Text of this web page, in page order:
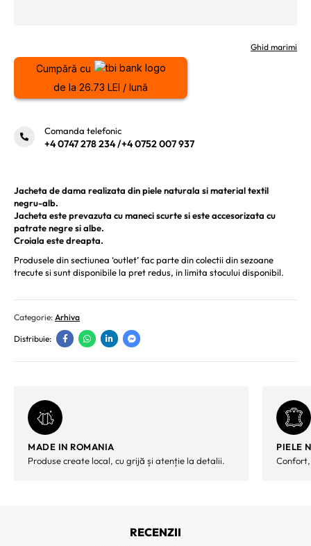
Ghid marimi
Cumpără cu
de la 26.73 LEI / lună
Comanda telefonic
+4 0747 278 234/+4 0752 007 937
Jacheta de dama realizata din piele naturala si material textil
negru-alb.
Jacheta este prevazuta cu maneci scurte si este accesorizata cu
patrate negre si albe.
Croiala este dreapta.
Produsele din sectiunea ‘outlet’ fac parte din colectii din sezoane
trecute si sunt disponibile la pret redus, in limita stocului disponibil.
Categorie: Arhiva
Distribuie:
MADE IN ROMANIA
Produse create local, cu grijă și atenție la detalii.
PIELE
RECENZII